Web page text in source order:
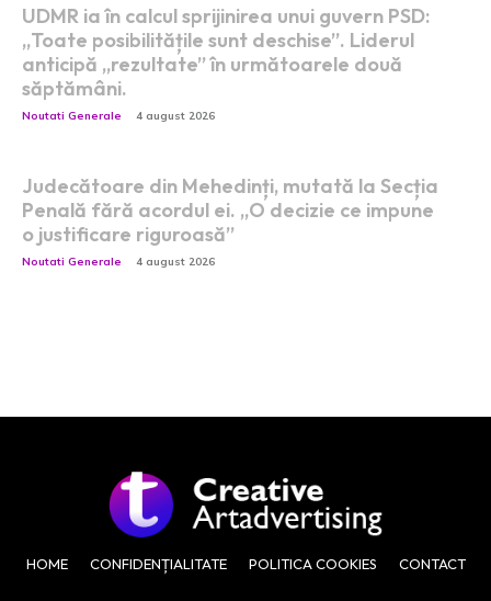
UDMR ia în calcul sprijinirea unui guvern PSD:
„Toate posibilitățile sunt deschise”. Liderul
anticipă „rezultate” în următoarele două
săptămâni.
Noutati Generale 4 august 2026
Judecătoare din Mehedinți, mutată la Secția
Penală fără acordul ei. „O decizie ce impune
o justificare riguroasă”
Noutati Generale 4 august 2026
HOME CONFIDENȚIALITATE POLITICA COOKIES CONTACT